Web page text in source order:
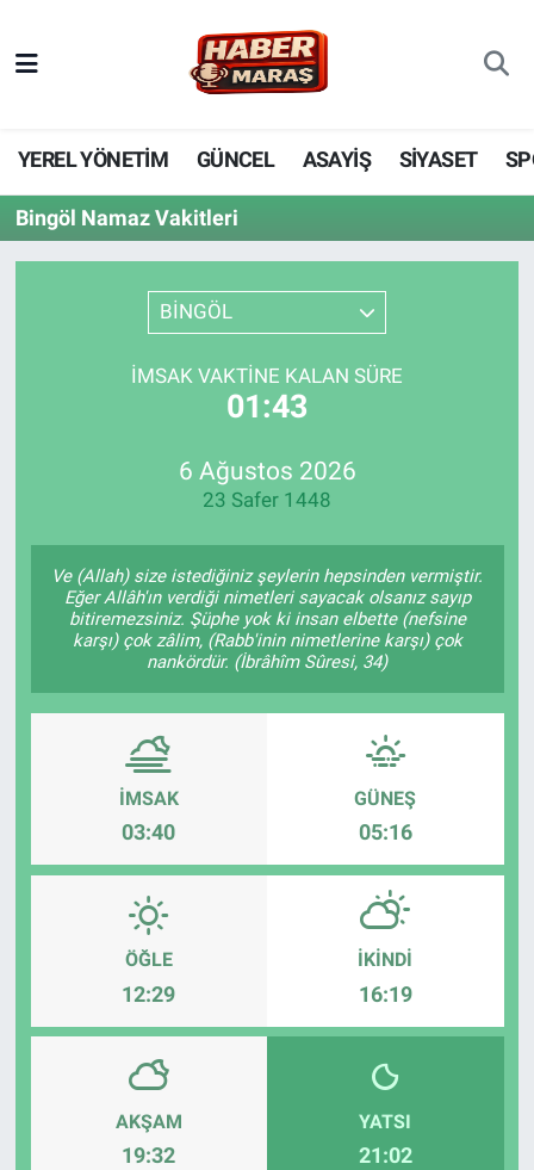
YEREL YÖNETİM GÜNCEL ASAYİŞ SİYASET
Bingöl Namaz Vakitleri
BİNGÖL
İMSAK VAKTINE KALAN SÜRE
01:43
6 Ağustos 2026
23 Safer 1448
Ve (Allah) size istediğiniz şeylerin hepsinden vermiştir.
Eğer Allâh'ın verdiği nimetleri sayacak olsanız sayıp
bitiremezsiniz. Şüphe yok ki insan elbette (nefsine
karşı) çok zâlim, (Rabb'inin nimetlerine karşı) çok
nankördür. (İbrâhîm Sûresi, 34)
İMSAK
03:40
GÜNEŞ
05:16
ÖĞLE
12:29
İKINDI
16:19
AKŞAM
19:32
YATSI
21:02
YEREL YÖNETİM
GÜNCEL
BİLİM VE TEKNOLOJİ
SAĞLIK
YAŞAM
EĞİTİM
ASAYİŞ
MAGAZİN
KÜLTÜR-SANAT
Nöbetçi Eczaneler
Hava Durumu
Trafik Durumu
Tüm Manşetler
Son Dakika Haberleri